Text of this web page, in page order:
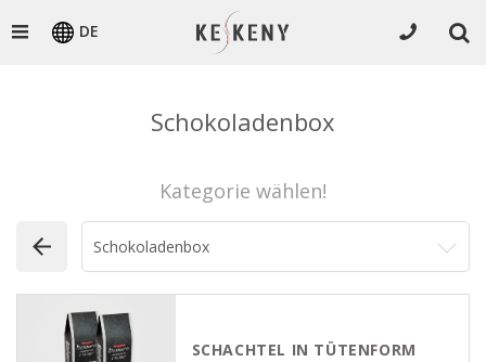
DE
Schokoladenbox
Kategorie wählen!
SCHACHTEL IN TÜTENFORM